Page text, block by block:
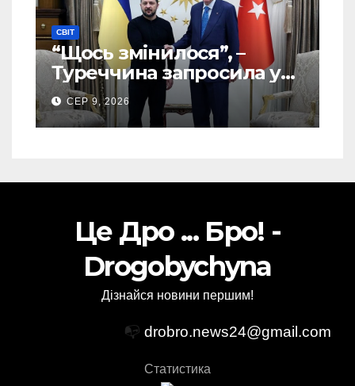
СВІТ
“Щось змінилося”, –
Туреччина запросила у
США дозвіл передати
Україні ATACMS та M270
СЕР 9, 2026
Це Дро ... Бро! -
Drogobychyna
Дізнайся новини першим!
📭 drobro.news24@gmail.com
Статистика